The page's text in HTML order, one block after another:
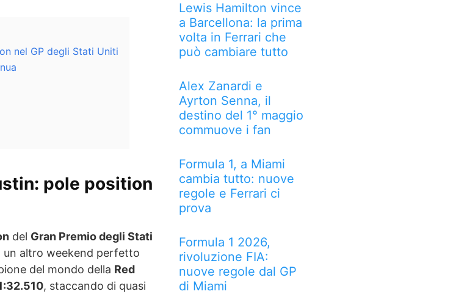
nel GP degli Stati Uniti
pole position
del Gran Premio degli Stati
un altro weekend perfetto
del mondo della Red
, staccando di quasi
Lewis Hamilton vince
a Barcellona: la prima
volta in Ferrari che
può cambiare tutto
Alex Zanardi e
Ayrton Senna, il
destino del 1° maggio
commuove i fan
Formula 1, a Miami
cambia tutto: nuove
regole e Ferrari ci
prova
Formula 1 2026,
rivoluzione FIA:
nuove regole dal GP
di Miami